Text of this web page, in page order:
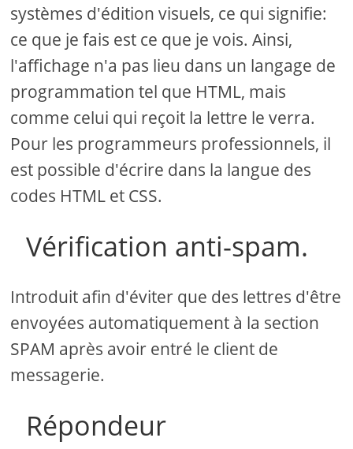
systèmes d'édition visuels, ce qui signifie:
ce que je fais est ce que je vois. Ainsi,
l'affichage n'a pas lieu dans un langage de
programmation tel que HTML, mais
comme celui qui reçoit la lettre le verra.
Pour les programmeurs professionnels, il
est possible d'écrire dans la langue des
codes HTML et CSS.
Vérification anti-spam.
Introduit afin d'éviter que des lettres d'être
envoyées automatiquement à la section
SPAM après avoir entré le client de
messagerie.
Répondeur